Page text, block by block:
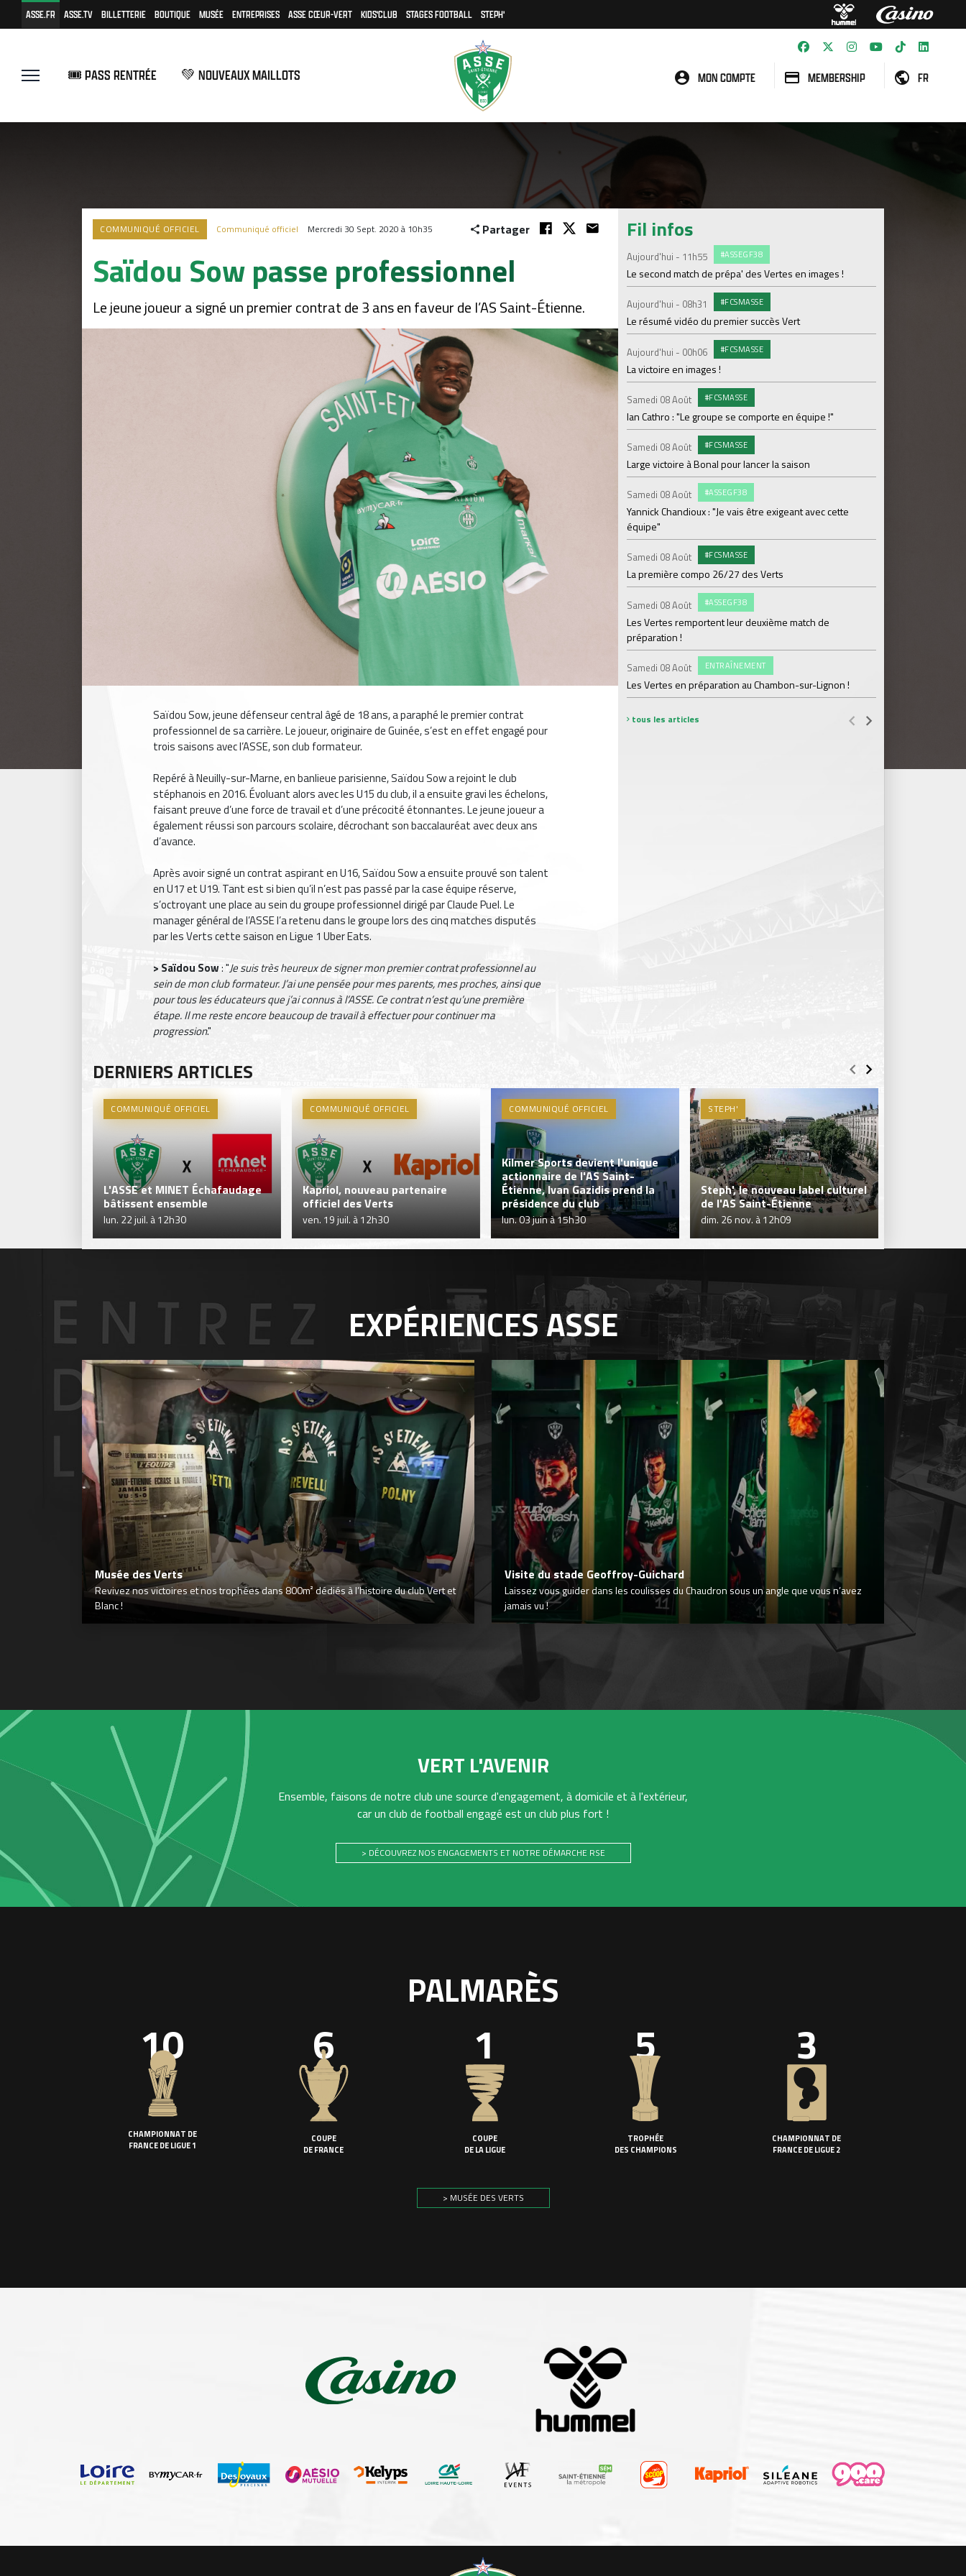
ASSE.FR ASSE.TV BILLETTERIE BOUTIQUE MUSÉE ENTREPRISES ASSE CŒUR-VERT KIDS'CLUB STAGES FOOTBALL STEPH'
🎟️ PASS RENTRÉE 💚 NOUVEAUX MAILLOTS MON COMPTE MEMBERSHIP FR
COMMUNIQUÉ OFFICIEL Communiqué officiel Mercredi 30 Sept. 2020 à 10h35 Partager
Saïdou Sow passe professionnel
Le jeune joueur a signé un premier contrat de 3 ans en faveur de l’AS Saint-Étienne.
Saïdou Sow, jeune défenseur central âgé de 18 ans, a paraphé le premier contrat
professionnel de sa carrière. Le joueur, originaire de Guinée, s’est en effet engagé pour
trois saisons avec l’ASSE, son club formateur.
Repéré à Neuilly-sur-Marne, en banlieue parisienne, Saïdou Sow a rejoint le club
stéphanois en 2016. Évoluant alors avec les U15 du club, il a ensuite gravi les échelons,
faisant preuve d’une force de travail et d’une précocité étonnantes. Le jeune joueur a
également réussi son parcours scolaire, décrochant son baccalauréat avec deux ans
d’avance.
Après avoir signé un contrat aspirant en U16, Saïdou Sow a ensuite prouvé son talent
en U17 et U19. Tant est si bien qu’il n’est pas passé par la case équipe réserve,
s’octroyant une place au sein du groupe professionnel dirigé par Claude Puel. Le
manager général de l’ASSE l’a retenu dans le groupe lors des cinq matches disputés
par les Verts cette saison en Ligue 1 Uber Eats.
> Saïdou Sow: "Je suis très heureux de signer mon premier contrat professionnel au
sein de mon club formateur. J’ai une pensée pour mes parents, mes proches, ainsi que
pour tous les éducateurs que j’ai connus à l’ASSE. Ce contrat n’est qu’une première
étape. Il me reste encore beaucoup de travail à effectuer pour continuer ma
progression."
Fil infos
Aujourd'hui - 11h55 #ASSEGF38
Le second match de prépa' des Vertes en images !
Aujourd'hui - 08h31 #FCSMASSE
Le résumé vidéo du premier succès Vert
Aujourd'hui - 00h06 #FCSMASSE
La victoire en images !
Samedi 08 Août #FCSMASSE
Ian Cathro : "Le groupe se comporte en équipe !"
Samedi 08 Août #FCSMASSE
Large victoire à Bonal pour lancer la saison
Samedi 08 Août #ASSEGF38
Yannick Chandioux : "Je vais être exigeant avec cette
équipe"
Samedi 08 Août #FCSMASSE
La première compo 26/27 des Verts
Samedi 08 Août #ASSEGF38
Les Vertes remportent leur deuxième match de
préparation !
Samedi 08 Août ENTRAÎNEMENT
Les Vertes en préparation au Chambon-sur-Lignon !
tous les articles
DERNIERS ARTICLES
COMMUNIQUÉ OFFICIEL
L'ASSE et MINET Échafaudage
bâtissent ensemble
lun. 22 juil. à 12h30
COMMUNIQUÉ OFFICIEL
Kapriol, nouveau partenaire
officiel des Verts
ven. 19 juil. à 12h30
COMMUNIQUÉ OFFICIEL
Kilmer Sports devient l'unique
actionnaire de l'AS Saint-
Étienne, Ivan Gazidis prend la
présidence du club
lun. 03 juin à 15h30
STEPH'
Steph', le nouveau label culturel
de l'AS Saint-Étienne
dim. 26 nov. à 12h09
EXPÉRIENCESASSE
Musée des Verts
Revivez nos victoires et nos trophées dans 800m² dédiés à l’histoire du club Vert et
Blanc !
Visite du stade Geoffroy-Guichard
Laissez vous guider dans les coulisses du Chaudron sous un angle que vous n’avez
jamais vu !
VERT L'AVENIR
Ensemble, faisons de notre club une source d'engagement, à domicile et à l'extérieur,
car un club de football engagé est un club plus fort !
> DÉCOUVREZ NOS ENGAGEMENTS ET NOTRE DÉMARCHE RSE
PALMARÈS
10
CHAMPIONNAT DE
FRANCE DE LIGUE 1
6
COUPE
DE FRANCE
1
COUPE
DE LA LIGUE
5
TROPHÉE
DES CHAMPIONS
3
CHAMPIONNAT DE
FRANCE DE LIGUE 2
> MUSÉE DES VERTS